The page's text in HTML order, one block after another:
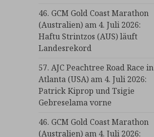
46. GCM Gold Coast Marathon
(Australien) am 4. Juli 2026:
Haftu Strintzos (AUS) läuft
Landesrekord
57. AJC Peachtree Road Race in
Atlanta (USA) am 4. Juli 2026:
Patrick Kiprop und Tsigie
Gebreselama vorne
46. GCM Gold Coast Marathon
(Australien) am 4. Juli 2026: